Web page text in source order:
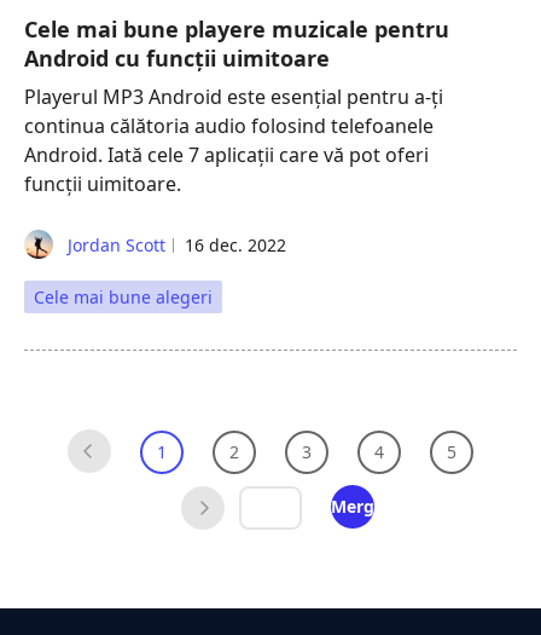
Cele mai bune playere muzicale pentru
Android cu funcții uimitoare
Playerul MP3 Android este esențial pentru a-ți
continua călătoria audio folosind telefoanele
Android. Iată cele 7 aplicații care vă pot oferi
funcții uimitoare.
Jordan Scott 16 dec. 2022
Cele mai bune alegeri
1 2 3 4 5
Merge